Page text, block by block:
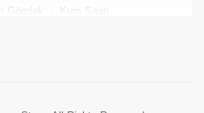
Gömlek
Kum Saati